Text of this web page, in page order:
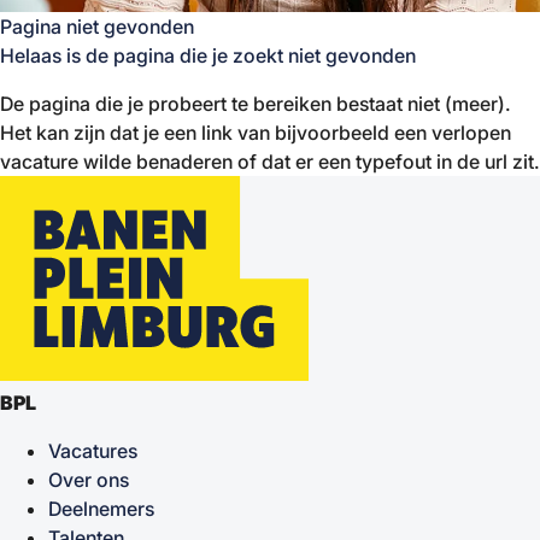
Pagina niet gevonden
Helaas is de pagina die je zoekt niet gevonden
De pagina die je probeert te bereiken bestaat niet (meer).
Het kan zijn dat je een link van bijvoorbeeld een verlopen
vacature wilde benaderen of dat er een typefout in de url zit.
BPL
Vacatures
Over ons
Deelnemers